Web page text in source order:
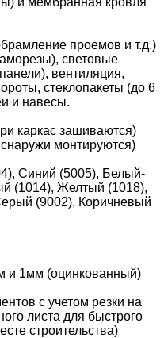
проемов и т.д.)
световые
вентиляция,
стеклопакеты (до 6
и навесы.
каркас зашиваются)
монтируются)
Синий (5005), Белый-
(1014), Желтый (1018),
(9002), Коричневый
и 1мм (оцинкованный)
с учетом резки на
листа для быстрого
строительства)